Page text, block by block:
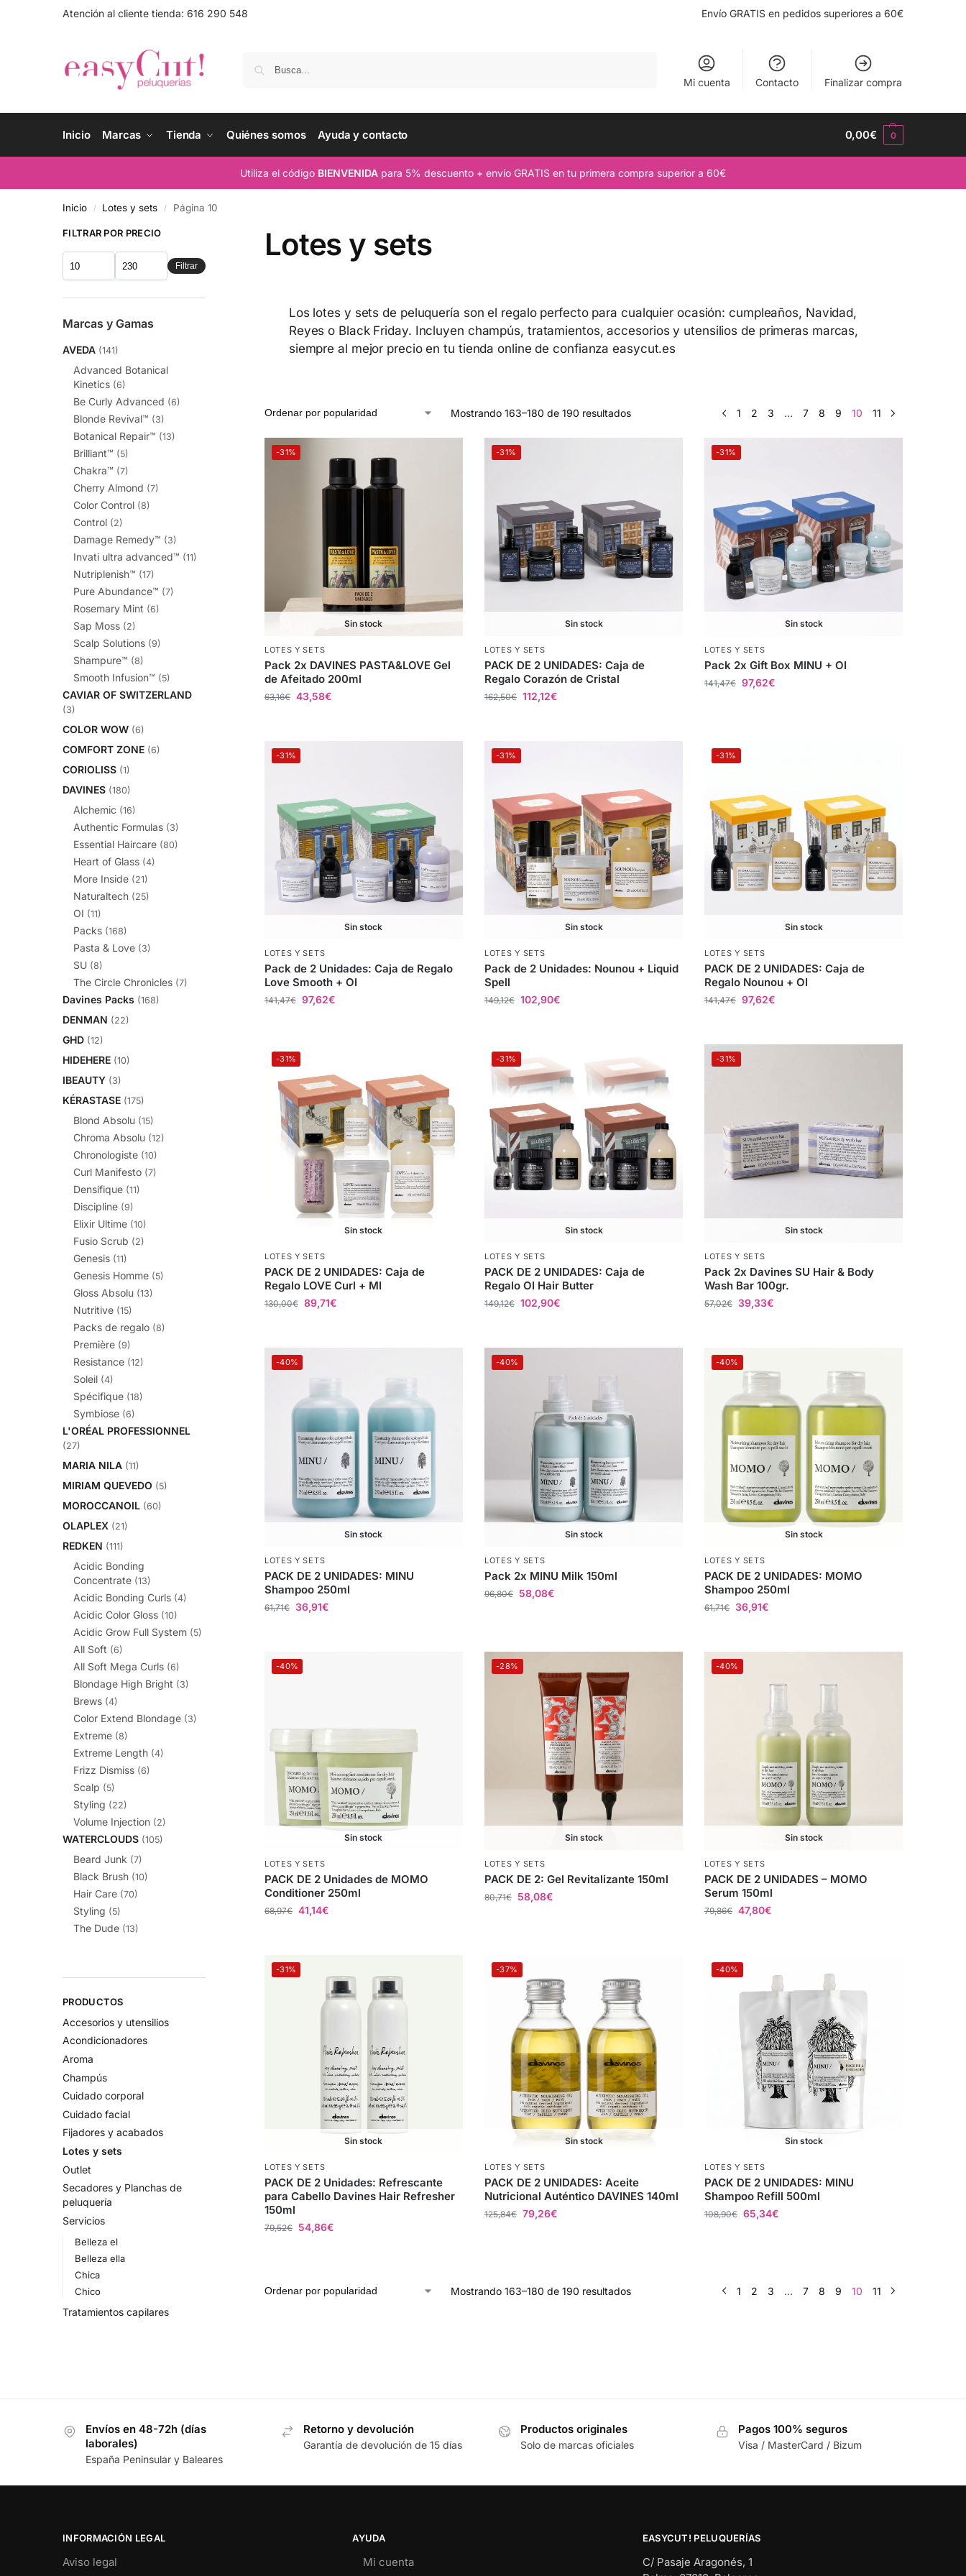
Atención al cliente tienda: 616 290 548 Envío GRATIS en pedidos superiores a 60€
Mi cuenta Contacto Finalizar compra
Inicio Marcas Tienda Quiénes somos Ayuda y contacto 0,00€ 0
Utiliza el código BIENVENIDA para 5% descuento + envío GRATIS en tu primera compra superior a 60€
Inicio / Lotes y sets / Página 10
Lotes y sets
Los lotes y sets de peluquería son el regalo perfecto para cualquier ocasión: cumpleaños, Navidad,
Reyes o Black Friday. Incluyen champús, tratamientos, accesorios y utensilios de primeras marcas,
siempre al mejor precio en tu tienda online de confianza easycut.es
Mostrando 163–180 de 190 resultados 1 2 3 … 7 8 9 10 11
-31%
Sin stock
LOTES Y SETS
Pack 2x DAVINES PASTA&LOVE Gel
de Afeitado 200ml
63,16€ 43,58€
-31%
Sin stock
LOTES Y SETS
PACK DE 2 UNIDADES: Caja de
Regalo Corazón de Cristal
162,50€ 112,12€
-31%
Sin stock
LOTES Y SETS
Pack 2x Gift Box MINU + OI
141,47€ 97,62€
-31%
Sin stock
LOTES Y SETS
Pack de 2 Unidades: Caja de Regalo
Love Smooth + OI
141,47€ 97,62€
-31%
Sin stock
LOTES Y SETS
Pack de 2 Unidades: Nounou + Liquid
Spell
149,12€ 102,90€
-31%
Sin stock
LOTES Y SETS
PACK DE 2 UNIDADES: Caja de
Regalo Nounou + OI
141,47€ 97,62€
-31%
Sin stock
LOTES Y SETS
PACK DE 2 UNIDADES: Caja de
Regalo LOVE Curl + MI
130,00€ 89,71€
-31%
Sin stock
LOTES Y SETS
PACK DE 2 UNIDADES: Caja de
Regalo OI Hair Butter
149,12€ 102,90€
-31%
Sin stock
LOTES Y SETS
Pack 2x Davines SU Hair & Body
Wash Bar 100gr.
57,02€ 39,33€
-40%
Sin stock
LOTES Y SETS
PACK DE 2 UNIDADES: MINU
Shampoo 250ml
61,71€ 36,91€
-40%
Sin stock
LOTES Y SETS
Pack 2x MINU Milk 150ml
96,80€ 58,08€
-40%
Sin stock
LOTES Y SETS
PACK DE 2 UNIDADES: MOMO
Shampoo 250ml
61,71€ 36,91€
-40%
Sin stock
LOTES Y SETS
PACK DE 2 Unidades de MOMO
Conditioner 250ml
68,97€ 41,14€
-28%
Sin stock
LOTES Y SETS
PACK DE 2: Gel Revitalizante 150ml
80,71€ 58,08€
-40%
Sin stock
LOTES Y SETS
PACK DE 2 UNIDADES – MOMO
Serum 150ml
79,86€ 47,80€
-31%
Sin stock
LOTES Y SETS
PACK DE 2 Unidades: Refrescante
para Cabello Davines Hair Refresher
150ml
79,52€ 54,86€
-37%
Sin stock
LOTES Y SETS
PACK DE 2 UNIDADES: Aceite
Nutricional Auténtico DAVINES 140ml
125,84€ 79,26€
-40%
Sin stock
LOTES Y SETS
PACK DE 2 UNIDADES: MINU
Shampoo Refill 500ml
108,90€ 65,34€
Mostrando 163–180 de 190 resultados 1 2 3 … 7 8 9 10 11
FILTRAR POR PRECIO
Filtrar
Marcas y Gamas
AVEDA (141)
Advanced Botanical
Kinetics (6)
Be Curly Advanced (6)
Blonde Revival™ (3)
Botanical Repair™ (13)
Brilliant™ (5)
Chakra™ (7)
Cherry Almond (7)
Color Control (8)
Control (2)
Damage Remedy™ (3)
Invati ultra advanced™ (11)
Nutriplenish™ (17)
Pure Abundance™ (7)
Rosemary Mint (6)
Sap Moss (2)
Scalp Solutions (9)
Shampure™ (8)
Smooth Infusion™ (5)
CAVIAR OF SWITZERLAND
(3)
COLOR WOW (6)
COMFORT ZONE (6)
CORIOLISS (1)
DAVINES (180)
Alchemic (16)
Authentic Formulas (3)
Essential Haircare (80)
Heart of Glass (4)
More Inside (21)
Naturaltech (25)
OI (11)
Packs (168)
Pasta & Love (3)
SU (8)
The Circle Chronicles (7)
Davines Packs (168)
DENMAN (22)
GHD (12)
HIDEHERE (10)
IBEAUTY (3)
KÉRASTASE (175)
Blond Absolu (15)
Chroma Absolu (12)
Chronologiste (10)
Curl Manifesto (7)
Densifique (11)
Discipline (9)
Elixir Ultime (10)
Fusio Scrub (2)
Genesis (11)
Genesis Homme (5)
Gloss Absolu (13)
Nutritive (15)
Packs de regalo (8)
Première (9)
Resistance (12)
Soleil (4)
Spécifique (18)
Symbiose (6)
L'ORÉAL PROFESSIONNEL
(27)
MARIA NILA (11)
MIRIAM QUEVEDO (5)
MOROCCANOIL (60)
OLAPLEX (21)
REDKEN (111)
Acidic Bonding
Concentrate (13)
Acidic Bonding Curls (4)
Acidic Color Gloss (10)
Acidic Grow Full System (5)
All Soft (6)
All Soft Mega Curls (6)
Blondage High Bright (3)
Brews (4)
Color Extend Blondage (3)
Extreme (8)
Extreme Length (4)
Frizz Dismiss (6)
Scalp (5)
Styling (22)
Volume Injection (2)
WATERCLOUDS (105)
Beard Junk (7)
Black Brush (10)
Hair Care (70)
Styling (5)
The Dude (13)
PRODUCTOS
Accesorios y utensilios
Acondicionadores
Aroma
Champús
Cuidado corporal
Cuidado facial
Fijadores y acabados
Lotes y sets
Outlet
Secadores y Planchas de
peluquería
Servicios
Belleza el
Belleza ella
Chica
Chico
Tratamientos capilares
Envíos en 48-72h (días
laborales)
España Peninsular y Baleares
Retorno y devolución
Garantía de devolución de 15 días
Productos originales
Solo de marcas oficiales
Pagos 100% seguros
Visa / MasterCard / Bizum
INFORMACIÓN LEGAL
Aviso legal
AYUDA
Mi cuenta
EASYCUT! PELUQUERÍAS
C/ Pasaje Aragonés, 1